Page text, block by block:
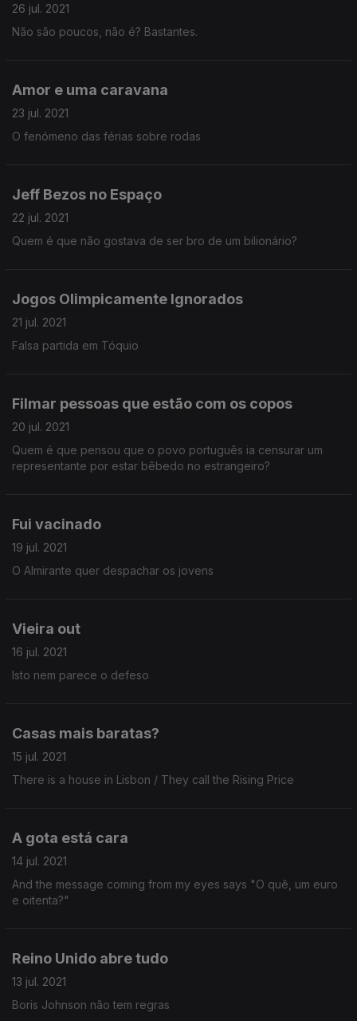
26 jul. 2021
Não são poucos, não é? Bastantes.
Amor e uma caravana
23 jul. 2021
O fenómeno das férias sobre rodas
Jeff Bezos no Espaço
22 jul. 2021
Quem é que não gostava de ser bro de um bilionário?
Jogos Olimpicamente Ignorados
21 jul. 2021
Falsa partida em Tóquio
Filmar pessoas que estão com os copos
20 jul. 2021
Quem é que pensou que o povo português ia censurar um
representante por estar bêbedo no estrangeiro?
Fui vacinado
19 jul. 2021
O Almirante quer despachar os jovens
Vieira out
16 jul. 2021
Isto nem parece o defeso
Casas mais baratas?
15 jul. 2021
There is a house in Lisbon / They call the Rising Price
A gota está cara
14 jul. 2021
And the message coming from my eyes says "O quê, um euro
e oitenta?"
Reino Unido abre tudo
13 jul. 2021
Boris Johnson não tem regras